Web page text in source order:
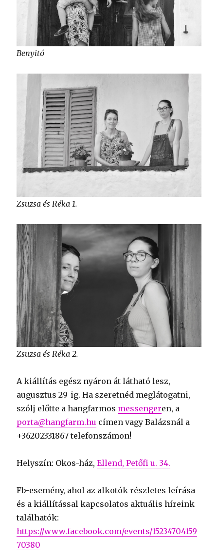
Benyitó
Zsuzsa és Réka 1.
Zsuzsa és Réka 2.
A kiállítás egész nyáron át látható lesz,
augusztus 29-ig. Ha szeretnéd meglátogatni,
szólj előtte a hangfarmos messengeren, a
porta@hangfarm.hu címen vagy Balázsnál a
+36202331867 telefonszámon!
Helyszín: Okos-ház,Ellend, Petőfi u. 34.
Fb-esemény, ahol az alkotók részletes leírása
és a kiállítással kapcsolatos aktuális híreink
találhatók:
https://www.facebook.com/events/15234704159
70380